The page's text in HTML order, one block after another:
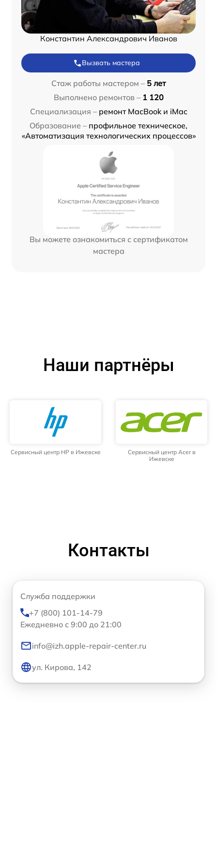
Константин Александрович Иванов
Вызвать мастера
Стаж работы мастером – 5 лет
Выполнено ремонтов – 1 120
Специализация – ремонт MacBook и iMac
Образование – профильное техническое,
«Автоматизация технологических процессов»
Вы можете ознакомиться с сертификатом
мастера
Наши партнёры
Сервисный центр HP в Ижевске
Сервисный центр Acer в
Ижевске
Контакты
Служба поддержки
+7 (800) 101-14-79
Ежедневно с 9:00 до 21:00
info@izh.apple-repair-center.ru
ул. Кирова, 142